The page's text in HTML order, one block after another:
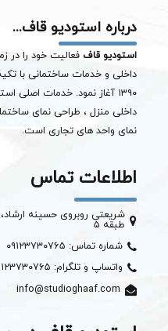
درباره استودیو قاف...
استودیو قاف فعالیت خود را در
داخلی و خدمات ساختمانی با
۱۳۹۰ آغاز نمود. خدمات
داخلی منزل ، طراحی نمای
نمای واحد های تجاری است.
اطلاعات تماس
طبقه ۵
شماره تماس: ۰۹۱۲۳۷۳۰۷۶۵
واتساپ و تلگرام: ۰۹۱۲۳۷۳۰۷۶۵
info@studioghaaf.com